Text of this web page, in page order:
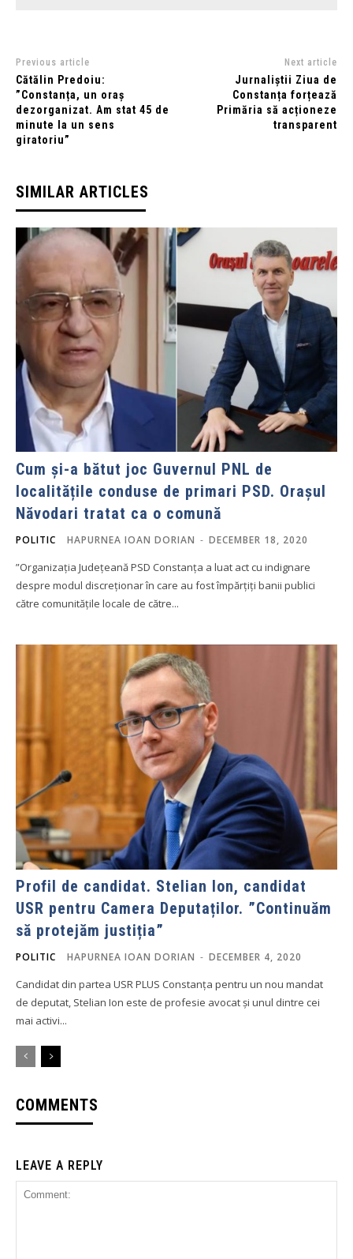
Previous article
Cătălin Predoiu:
”Constanța, un oraș
dezorganizat. Am stat 45 de
minute la un sens
giratoriu”
Next article
Jurnaliștii Ziua de
Constanța forțează
Primăria să acționeze
transparent
SIMILAR ARTICLES
Cum și-a bătut joc Guvernul PNL de
localitățile conduse de primari PSD. Orașul
Năvodari tratat ca o comună
POLITIC HAPURNEA IOAN DORIAN - DECEMBER 18, 2020
”Organizația Județeană PSD Constanța a luat act cu indignare
despre modul discreționar în care au fost împărțiți banii publici
către comunitățile locale de către...
Profil de candidat. Stelian Ion, candidat
USR pentru Camera Deputaților. ”Continuăm
să protejăm justiția”
POLITIC HAPURNEA IOAN DORIAN - DECEMBER 4, 2020
Candidat din partea USR PLUS Constanța pentru un nou mandat
de deputat, Stelian Ion este de profesie avocat și unul dintre cei
mai activi...
COMMENTS
LEAVE A REPLY